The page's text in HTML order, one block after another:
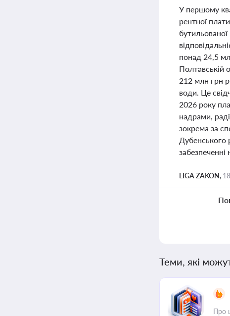
У першому
рентної
понад 24,5
Полтавській
212 млн грн
води. Це
2026 року
надрами,
зокрема за
Дубенського
LIGA ZAKON,
Теми, які
Про